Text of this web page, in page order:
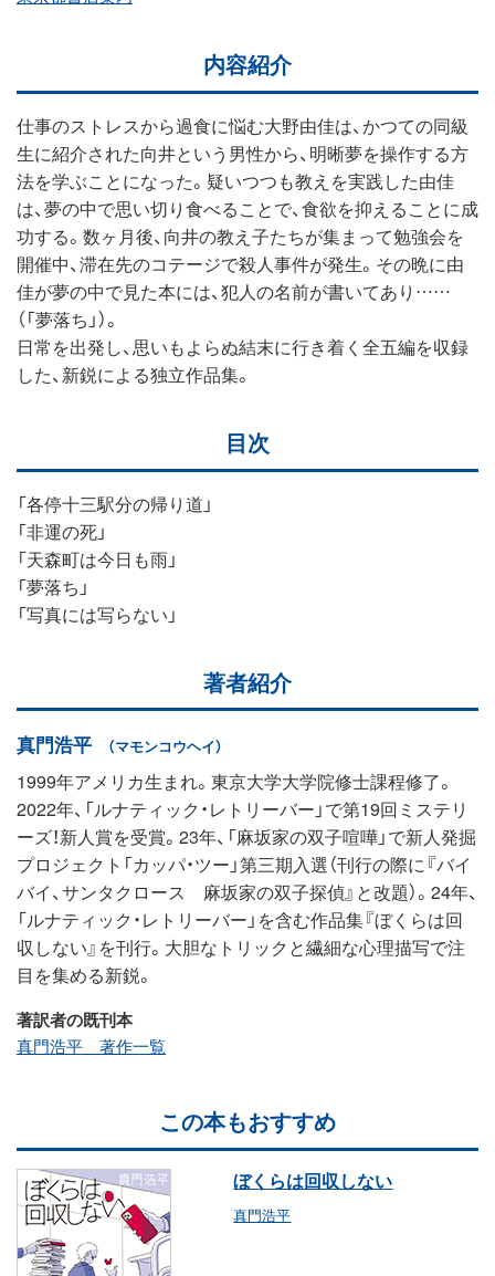
内容紹介
仕事のストレスから過食に悩む大野由佳は、かつての同級
生に紹介された向井という男性から、明晰夢を操作する方
法を学ぶことになった。疑いつつも教えを実践した由佳
は、夢の中で思い切り食べることで、食欲を抑えることに成
功する。数ヶ月後、向井の教え子たちが集まって勉強会を
開催中、滞在先のコテージで殺人事件が発生。その晩に由
佳が夢の中で見た本には、犯人の名前が書いてあり……
（「夢落ち」）。
日常を出発し、思いもよらぬ結末に行き着く全五編を収録
した、新鋭による独立作品集。
目次
「各停十三駅分の帰り道」
「非運の死」
「天森町は今日も雨」
「夢落ち」
「写真には写らない」
著者紹介
真門浩平 （マモンコウヘイ）
1999年アメリカ生まれ。東京大学大学院修士課程修了。
2022年、「ルナティック・レトリーバー」で第19回ミステリ
ーズ！新人賞を受賞。23年、「麻坂家の双子喧嘩」で新人発掘
プロジェクト「カッパ・ツー」第三期入選（刊行の際に『バイ
バイ、サンタクロース 麻坂家の双子探偵』と改題）。24年、
「ルナティック・レトリーバー」を含む作品集『ぼくらは回
収しない』を刊行。大胆なトリックと繊細な心理描写で注
目を集める新鋭。
著訳者の既刊本
真門浩平 著作一覧
この本もおすすめ
ぼくらは回収しない
真門浩平